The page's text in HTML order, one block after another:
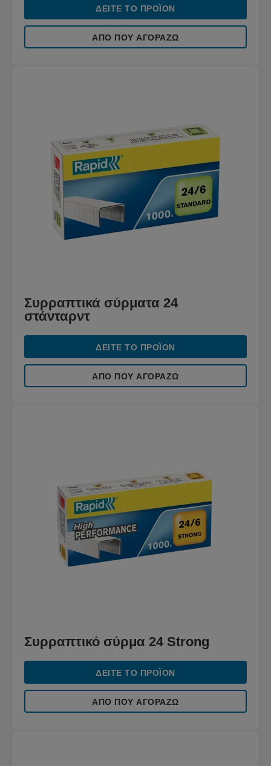
ΔΕΊΤΕ ΤΟ ΠΡΟΪΌΝ
ΑΠΌ ΠΟΥ ΑΓΟΡΆΖΩ
Συρραπτικά σύρματα 24
στάνταρντ
ΔΕΊΤΕ ΤΟ ΠΡΟΪΌΝ
ΑΠΌ ΠΟΥ ΑΓΟΡΆΖΩ
Συρραπτικό σύρμα 24 Strong
ΔΕΊΤΕ ΤΟ ΠΡΟΪΌΝ
ΑΠΌ ΠΟΥ ΑΓΟΡΆΖΩ